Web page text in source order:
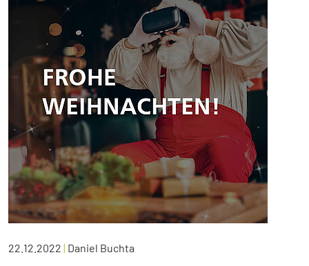
22.12.2022 | Daniel Buchta